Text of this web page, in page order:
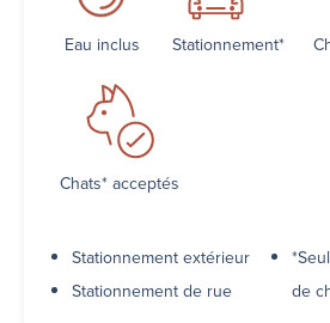
Eau inclus Stationnement*
Chats* acceptés
Stationnement extérieur
Stationnement de rue
de